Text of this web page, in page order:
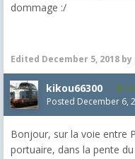
dommage :/
Edited December 5, 2018 by
kikou66300
Posted December 6,
Bonjour, sur la voie entre
portuaire, dans la pente